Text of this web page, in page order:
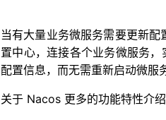
当有大量业务微服务需要更新
置中心，连接各个业务微服务
配置信息，而无需重新启动微服
关于 Nacos 更多的功能特性介